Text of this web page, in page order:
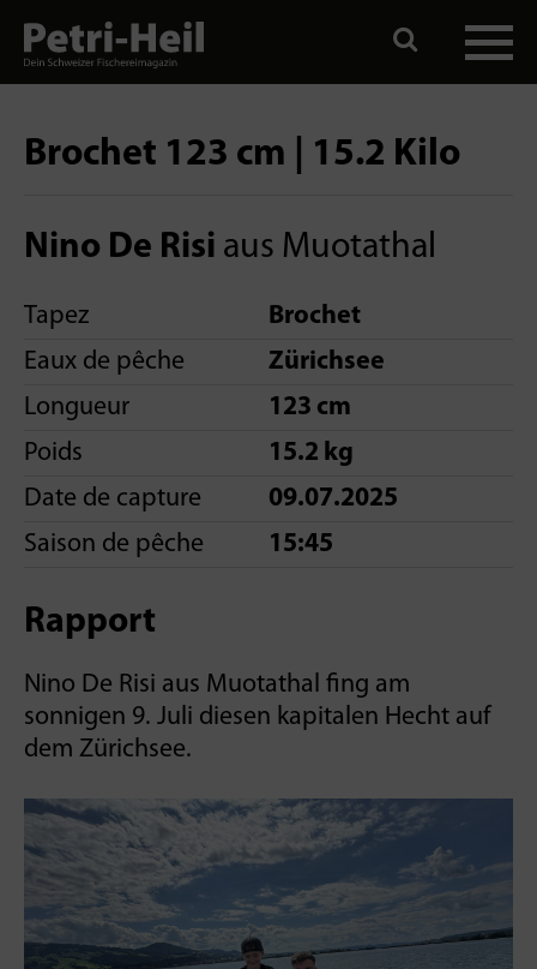
Brochet 123 cm | 15.2 Kilo
Nino De Risi aus Muotathal
Tapez
Brochet
Eaux de pêche
Zürichsee
Longueur
123 cm
Poids
15.2 kg
Date de capture
09.07.2025
Saison de pêche
15:45
Rapport
Nino De Risi aus Muotathal fing am
sonnigen 9. Juli diesen kapitalen Hecht auf
dem Zürichsee.